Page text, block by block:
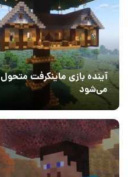
آینده بازی ماینکرفت متحول
می‌شود